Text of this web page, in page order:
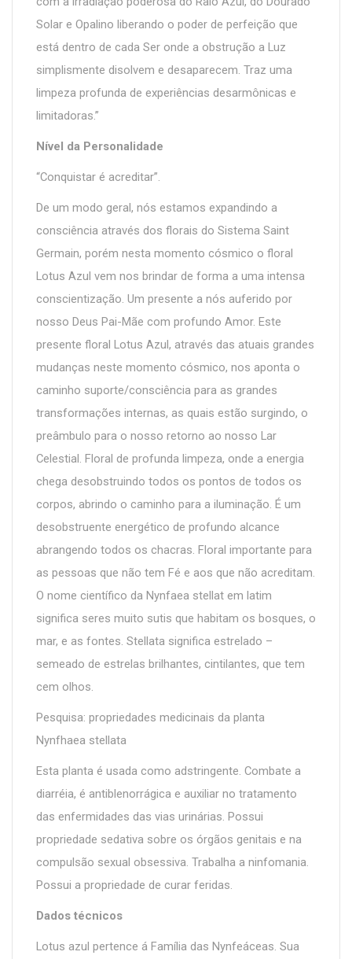
Solar e Opalino liberando o poder de perfeição que
está dentro de cada Ser onde a obstrução a Luz
simplismente disolvem e desaparecem. Traz uma
limpeza profunda de experiências desarmônicas e
limitadoras.”
Nível da Personalidade
“Conquistar é acreditar”.
De um modo geral, nós estamos expandindo a
consciência através dos florais do Sistema Saint
Germain, porém nesta momento cósmico o floral
Lotus Azul vem nos brindar de forma a uma intensa
conscientização. Um presente a nós auferido por
nosso Deus Pai-Mãe com profundo Amor. Este
presente floral Lotus Azul, através das atuais grandes
mudanças neste momento cósmico, nos aponta o
caminho suporte/consciência para as grandes
transformações internas, as quais estão surgindo, o
preâmbulo para o nosso retorno ao nosso Lar
Celestial. Floral de profunda limpeza, onde a energia
chega desobstruindo todos os pontos de todos os
corpos, abrindo o caminho para a iluminação. É um
desobstruente energético de profundo alcance
abrangendo todos os chacras. Floral importante para
as pessoas que não tem Fé e aos que não acreditam.
O nome científico da Nynfaea stellat em latim
significa seres muito sutis que habitam os bosques, o
mar, e as fontes. Stellata significa estrelado –
semeado de estrelas brilhantes, cintilantes, que tem
cem olhos.
Pesquisa: propriedades medicinais da planta
Nynfhaea stellata
Esta planta é usada como adstringente. Combate a
diarréia, é antiblenorrágica e auxiliar no tratamento
das enfermidades das vias urinárias. Possui
propriedade sedativa sobre os órgãos genitais e na
compulsão sexual obsessiva. Trabalha a ninfomania.
Possui a propriedade de curar feridas.
Dados técnicos
Lotus azul pertence á Família das Nynfeáceas. Sua